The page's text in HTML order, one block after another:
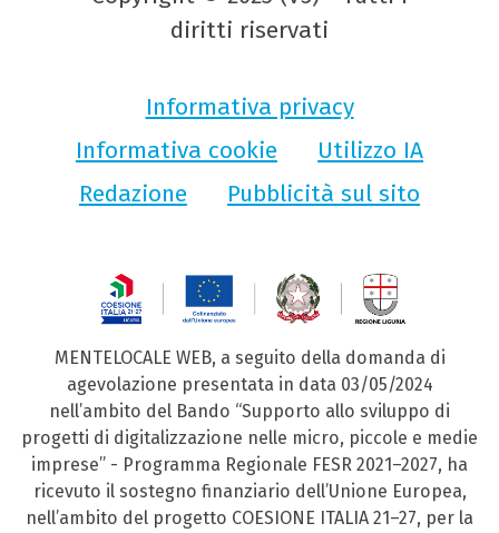
diritti riservati
Informativa privacy
Informativa cookie
Utilizzo IA
Redazione
Pubblicità sul sito
MENTELOCALE WEB, a seguito della domanda di
agevolazione presentata in data 03/05/2024
nell’ambito del Bando “Supporto allo sviluppo di
progetti di digitalizzazione nelle micro, piccole e medie
imprese” - Programma Regionale FESR 2021–2027, ha
ricevuto il sostegno finanziario dell’Unione Europea,
nell’ambito del progetto COESIONE ITALIA 21–27, per la